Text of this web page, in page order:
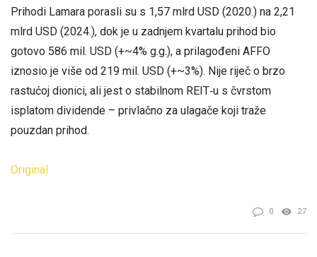
Prihodi Lamara porasli su s 1,57 mlrd USD (2020.) na 2,21
mlrd USD (2024.), dok je u zadnjem kvartalu prihod bio
gotovo 586 mil. USD (+~4% g.g.), a prilagođeni AFFO
iznosio je više od 219 mil. USD (+~3%). Nije riječ o brzo
rastućoj dionici, ali jest o stabilnom REIT‑u s čvrstom
isplatom dividende – privlačno za ulagače koji traže
pouzdan prihod.
Original
0 27